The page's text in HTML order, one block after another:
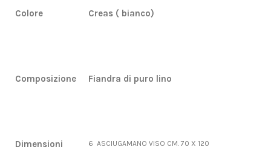
Colore Creas ( bianco)
Composizione Fiandra di puro lino
Dimensioni 6 ASCIUGAMANO VISO CM. 70 X 120